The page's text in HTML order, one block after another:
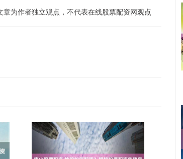
章为作者独立观点，不代表在线股票配资网观点